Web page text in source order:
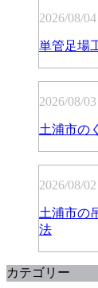
2026/08/04
単管足場
2026/08/03
土浦市の
2026/08/02
土浦市の
法
カテゴリー